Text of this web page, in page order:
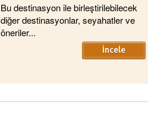
Bu destinasyon ile birleştirilebilecek
diğer destinasyonlar, seyahatler ve
öneriler...
İncele